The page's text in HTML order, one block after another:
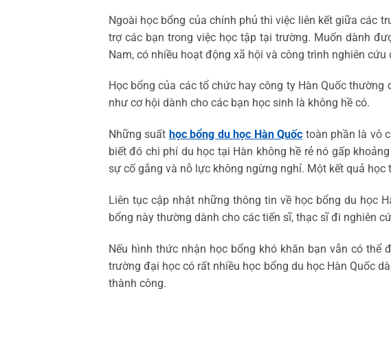
Ngoài học bổng của chính phủ thì việc liên kết giữa các
trợ các bạn trong việc học tập tại trường. Muốn dành
Nam, có nhiều hoạt động xã hội và công trình nghiên cứu
Học bổng của các tổ chức hay công ty Hàn Quốc
như cơ hội dành cho các bạn học sinh là không hề có.
Những suất học bổng du học Hàn Quốc toàn phần là vô
biết đó chi phí du học tại Hàn không hề rẻ nó gấp
sự cố gắng và nỗ lực không ngừng nghỉ. Một kết quả
Liên tục cập nhật những thông tin về học bổng du học
bổng này thường dành cho các tiến sĩ, thạc sĩ đi nghiên
Nếu hình thức nhận học bổng khó khăn bạn vẫn có
trường đại học có rất nhiều học bổng du học Hàn Quốc
thành công.